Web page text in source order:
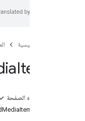
الصفحة الرئيسية
Items
على هذه الصفحة